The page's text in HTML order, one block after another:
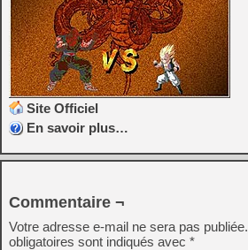
Site Officiel
En savoir plus…
Commentaire ¬
Votre adresse e-mail ne sera pas publiée.
obligatoires sont indiqués avec *